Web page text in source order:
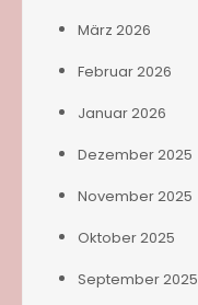
März 2026
Februar 2026
Januar 2026
Dezember 2025
November 2025
Oktober 2025
September 2025